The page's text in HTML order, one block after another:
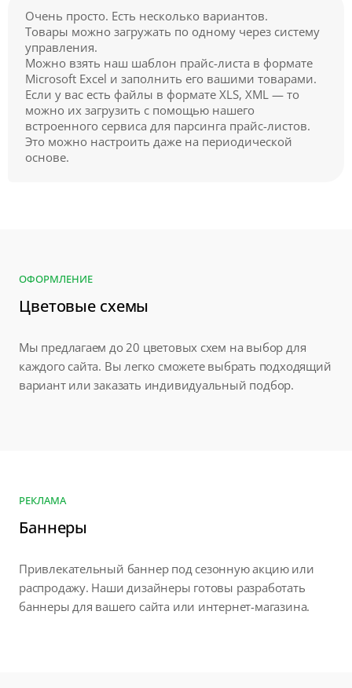
Очень просто. Есть несколько вариантов.
Товары можно загружать по одному через систему
управления.
Можно взять наш шаблон прайс-листа в формате
Microsoft Excel и заполнить его вашими товарами.
Если у вас есть файлы в формате XLS, XML — то
можно их загрузить с помощью нашего
встроенного сервиса для парсинга прайс-листов.
Это можно настроить даже на периодической
основе.
ОФОРМЛЕНИЕ
Цветовые схемы
Мы предлагаем до 20 цветовых схем на выбор для
каждого сайта. Вы легко сможете выбрать подходящий
вариант или заказать индивидуальный подбор.
РЕКЛАМА
Баннеры
Привлекательный баннер под сезонную акцию или
распродажу. Наши дизайнеры готовы разработать
баннеры для вашего сайта или интернет-магазина.